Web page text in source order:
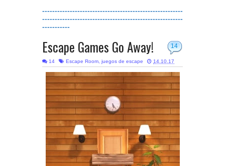
--------------------------------------------------------
--------------------------------------------------------
-----------
14
Escape Games Go Away!
14 Escape Room, juegos de escape 14.10.17